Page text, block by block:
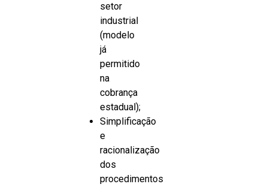
setor
industrial
(modelo
já
permitido
na
cobrança
estadual);
Simplificação
e
racionalização
dos
procedimentos